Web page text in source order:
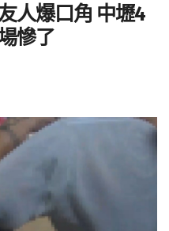
人爆口角 中壢4
慘了